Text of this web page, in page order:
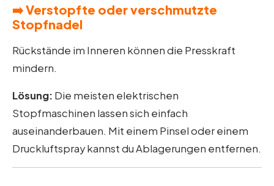
➡️ Verstopfte oder verschmutzte
Stopfnadel
Rückstände im Inneren können die Presskraft
mindern.
Lösung: Die meisten elektrischen
Stopfmaschinen lassen sich einfach
auseinanderbauen. Mit einem Pinsel oder einem
Druckluftspray kannst du Ablagerungen entfernen.